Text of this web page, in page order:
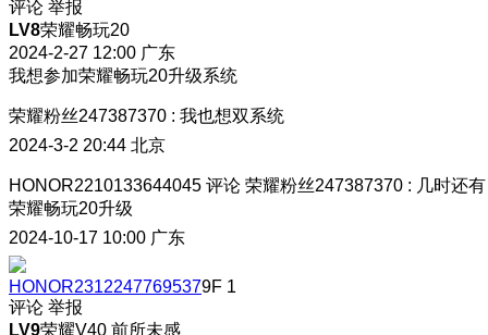
评论 举报
LV8荣耀畅玩20
2024-2-27 12:00 广东
我想参加荣耀畅玩20升级系统
荣耀粉丝247387370 : 我也想双系统
2024-3-2 20:44 北京
HONOR2210133644045 评论 荣耀粉丝247387370 : 几时还有
荣耀畅玩20升级
2024-10-17 10:00 广东
HONOR23122477695379F 1
评论 举报
LV9荣耀V40 前所未感